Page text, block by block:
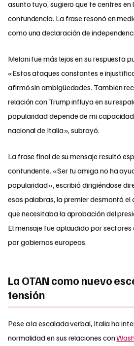
asunto tuyo, sugiero que te centres
contundencia. La frase resonó en
como una declaración de
Meloni fue más lejos en su respuesta
«Estos ataques constantes e
afirmó sin ambigüedades. También
relación con Trump influya en su
popularidad depende de mi
nacional de Italia», subrayó.
La frase final de su mensaje resultó
contundente. «Ser tu amiga no ha
popularidad», escribió dirigiéndose
esas palabras, la premier desmontó
que necesitaba la aprobación del
El mensaje fue aplaudido por
por gobiernos europeos.
La OTAN como nuevo
tensión
Pese a la escalada verbal, Italia ha
normalidad en sus relaciones con